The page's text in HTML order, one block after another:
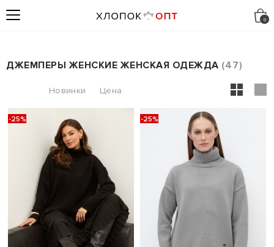
ДЖЕМПЕРЫ ЖЕНСКИЕ ЖЕНСКАЯ ОДЕЖДА 47
-25% -25%